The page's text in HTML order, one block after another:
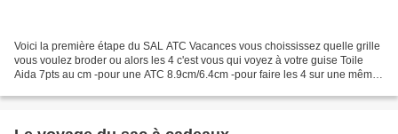
Voici la première étape du SAL ATC Vacances vous choississez quelle grille
vous voulez broder ou alors les 4 c'est vous qui voyez à votre guise Toile
Aida 7pts au cm -pour une ATC 8.9cm/6.4cm -pour faire les 4 sur une même